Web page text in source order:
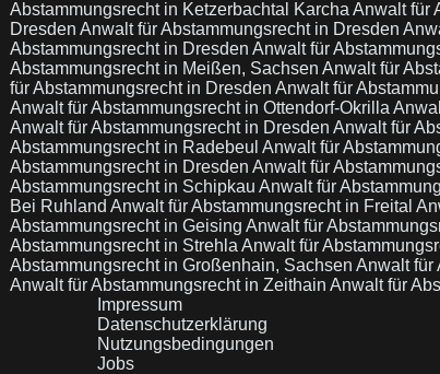
Abstammungsrecht in Ketzerbachtal Karcha Anwalt für
Dresden Anwalt für Abstammungsrecht in Dresden
Abstammungsrecht in Dresden Anwalt für
Abstammungsrecht in Meißen, Sachsen Anwalt für
für Abstammungsrecht in Dresden Anwalt für
Anwalt für Abstammungsrecht in Ottendorf-Okrilla
Anwalt für Abstammungsrecht in Dresden Anwalt für
Abstammungsrecht in Radebeul Anwalt für
Abstammungsrecht in Dresden Anwalt für
Abstammungsrecht in Schipkau Anwalt für
Bei Ruhland Anwalt für Abstammungsrecht in Freital
Abstammungsrecht in Geising Anwalt für
Abstammungsrecht in Strehla Anwalt für
Abstammungsrecht in Großenhain, Sachsen Anwalt für
Anwalt für Abstammungsrecht in Zeithain Anwalt für
Impressum
Datenschutzerklärung
Nutzungsbedingungen
Jobs